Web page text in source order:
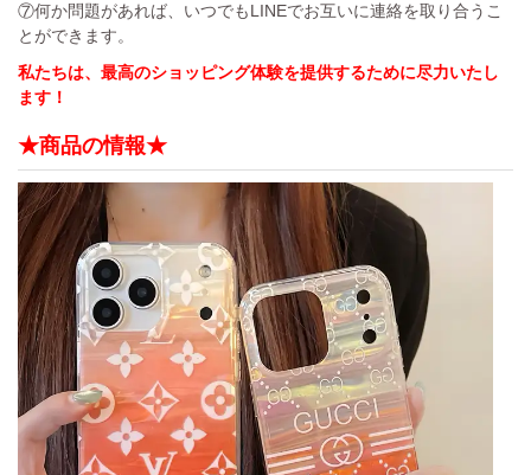
⑦何か問題があれば、いつでもLINEでお互いに連絡を取り合うこ
とができます。
私たちは、最高のショッピング体験を提供するために尽力いたし
ます！
★商品の情報★